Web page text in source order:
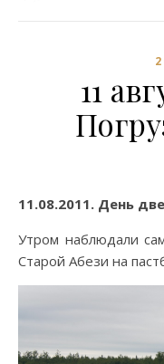
11
11.08.2011. День
Утром наблюдали
Старой Абези на